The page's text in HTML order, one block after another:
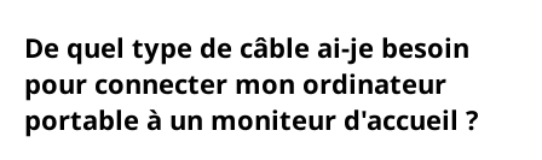
De quel type de câble ai-je besoin
pour connecter mon ordinateur
portable à un moniteur d'accueil ?